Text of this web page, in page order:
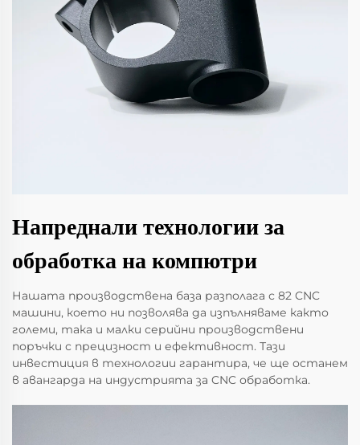
Напреднали технологии за
обработка на компютри
Нашата производствена база разполага с 82 CNC
машини, което ни позволява да изпълняваме както
големи, така и малки серийни производствени
поръчки с прецизност и ефективност. Тази
инвестиция в технологии гарантира, че ще останем
в авангарда на индустрията за CNC обработка.